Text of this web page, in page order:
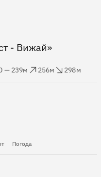
- Вижай»
— 239м
Набор высоты
256м
Сброс высоты
298м
Погода